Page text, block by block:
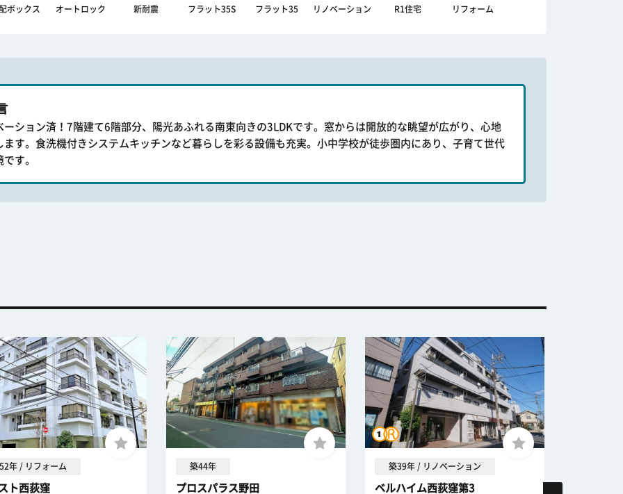
ボックス オートロック 新耐震 フラット35S フラット35 リノベーション R1住宅 リフォーム
ーション済！7階建て6階部分、陽光あふれる南東向きの3LDKです。窓からは開放的な眺望が広がり、心地
ます。食洗機付きシステムキッチンなど暮らしを彩る設備も充実。小中学校が徒歩圏内にあり、子育て世代
す。
年 / リフォーム
ト西荻窪
築44年
プロスパラス野田
築39年 / リノベーション
ベルハイム西荻窪第3